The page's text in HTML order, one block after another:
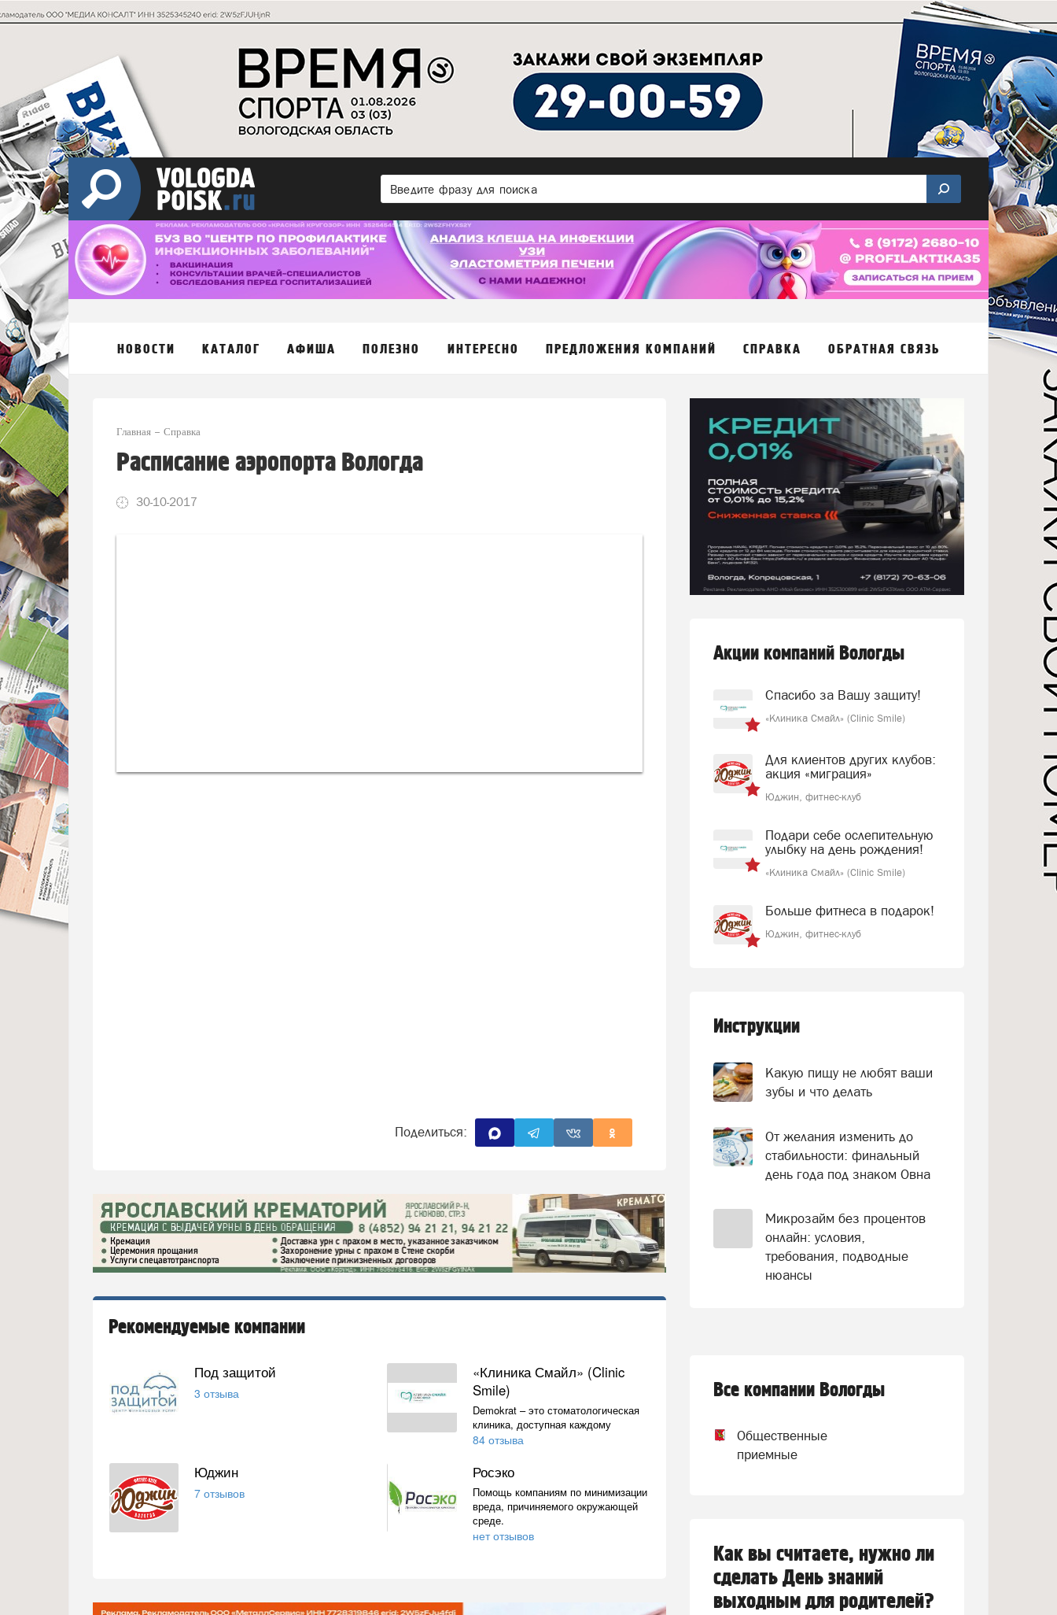
НОВОСТИ КАТАЛОГ АФИША ПОЛЕЗНО ИНТЕРЕСНО ПРЕДЛОЖЕНИЯ КОМПАНИЙ СПРАВКА ОБРАТНАЯ СВЯЗЬ
Главная Справка
Расписание аэропорта Вологда
30-10-2017
Поделиться:
Рекомендуемые компании
Под защитой
3 отзыва
«Клиника Смайл» (Clinic
Smile)
Demokrat – это стоматологическая
клиника, доступная каждому
84 отзыва
Юджин
7 отзывов
Росэко
Помощь компаниям по минимизации
вреда, причиняемого окружающей
среде.
нет отзывов
Акции компаний Вологды
Спасибо за Вашу защиту!
«Клиника Смайл» (Clinic Smile)
Для клиентов других клубов:
акция «миграция»
Юджин, фитнес-клуб
Подари себе ослепительную
улыбку на день рождения!
«Клиника Смайл» (Clinic Smile)
Больше фитнеса в подарок!
Юджин, фитнес-клуб
Инструкции
Какую пищу не любят ваши
зубы и что делать
От желания изменить до
стабильности: финальный
день года под знаком Овна
Микрозайм без процентов
онлайн: условия,
требования, подводные
нюансы
Все компании Вологды
Общественные
приемные
Как вы считаете, нужно ли
сделать День знаний
выходным для родителей?